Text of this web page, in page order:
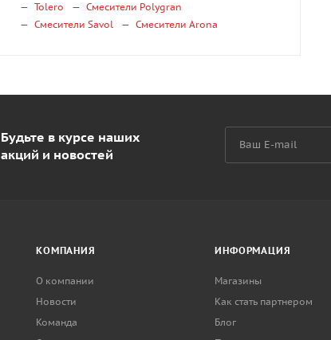
Tolero
Смесители Polygran
Смесители Savol
Смесители Arona
Будьте в курсе наших
акций и новостей
КОМПАНИЯ
О компании
Новости
Команда
ИНФОРМАЦИЯ
Магазины
Как стать партнером
Блог